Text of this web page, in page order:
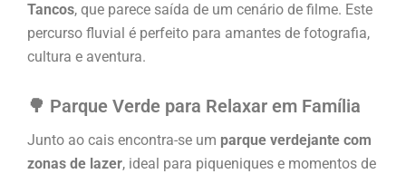
Tancos, que parece saída de um cenário de filme. Este
percurso fluvial é perfeito para amantes de fotografia,
cultura e aventura.
🌳 Parque Verde para Relaxar em Família
Junto ao cais encontra-se um parque verdejante com
zonas de lazer, ideal para piqueniques e momentos de